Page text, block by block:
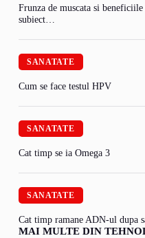
Frunza de muscata si
subiect…
SANATATE
Cum se face testul HPV
SANATATE
Cat timp se ia Omega 3
SANATATE
Cat timp ramane ADN-ul dupa
MAI MULTE DIN